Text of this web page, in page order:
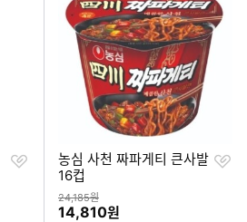
찜
농심 사천 짜파게티 큰사발
16컵
상품금액
24,185원
할인금액
14,810원
찜